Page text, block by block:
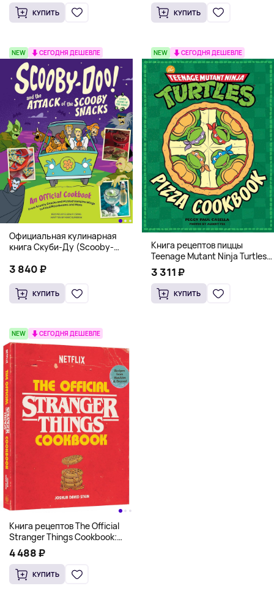
КУПИТЬ КУПИТЬ
NEW СЕГОДНЯ ДЕШЕВЛЕ
Официальная кулинарная
книга Скуби-Ду (Scooby-
Scooby Snacks), Твердый
3 840 ₽
КУПИТЬ
NEW СЕГОДНЯ ДЕШЕВЛЕ
Книга рецептов пиццы
Teenage Mutant Ninja Turtles
Pizza Cookbook (На
английском)
3 311 ₽
КУПИТЬ
NEW СЕГОДНЯ ДЕШЕВЛЕ
Книга рецептов The Official
Stranger Things Cookbook:
Recipes from Hawkins and
Beyond (На английском)
4 488 ₽
КУПИТЬ